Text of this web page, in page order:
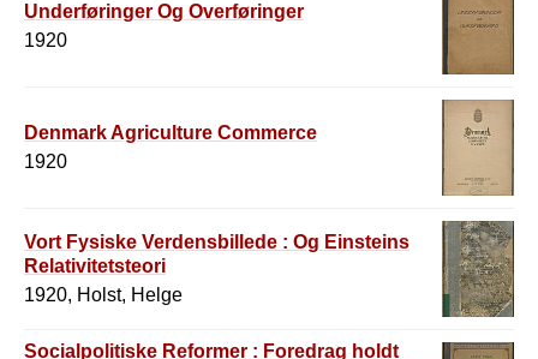
Underføringer Og Overføringer
1920
Denmark Agriculture Commerce
1920
Vort Fysiske Verdensbillede : Og Einsteins
Relativitetsteori
1920, Holst, Helge
Socialpolitiske Reformer : Foredrag holdt